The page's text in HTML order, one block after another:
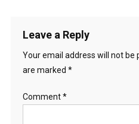
Leave a Reply
Your email address will not be
are marked *
Comment*